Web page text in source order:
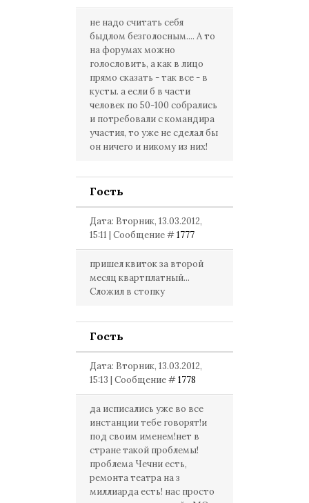
не надо считать себя
быдлом безголосным.... А то
на форумах можно
голословить, а как в лицо
прямо сказать - так все - в
кусты. а если б в части
человек по 50-100 собрались
и потребовали с командира
участия, то уже не сделал бы
он ничего и никому из них!
Гость
Дата: Вторник, 13.03.2012,
15:11 | Сообщение #1777
пришел квиток за второй
месяц квартплатный...
Сложил в стопку
Гость
Дата: Вторник, 13.03.2012,
15:13 | Сообщение #1778
да исписались уже во все
инстанции тебе говорят!и
под своим именем!нет в
стране такой проблемы!
проблема Чечни есть,
ремонта театра на з
миллиарда есть! нас просто